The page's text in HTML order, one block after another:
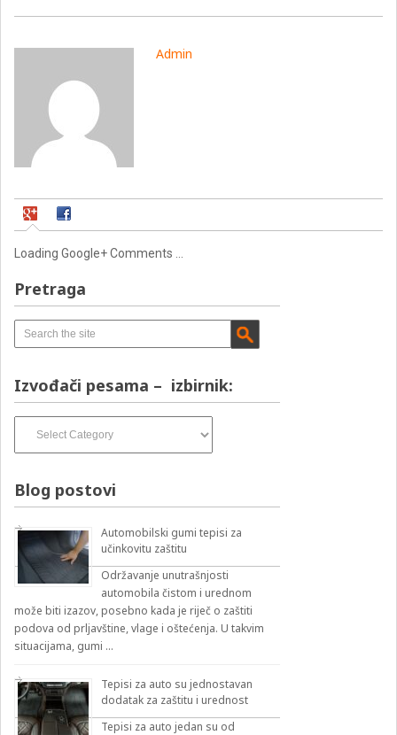
Admin
Loading Google+ Comments ...
Pretraga
Izvođači pesama – izbirnik:
pesama
Blog postovi
Automobilski gumi tepisi za
učinkovitu zaštitu
Održavanje unutrašnjosti
automobila čistom i urednom
može biti izazov, posebno kada je riječ o zaštiti
podova od prljavštine, vlage i oštećenja. U takvim
situacijama, gumi …
Tepisi za auto su jednostavan
dodatak za zaštitu i urednost
Tepisi za auto jedan su od